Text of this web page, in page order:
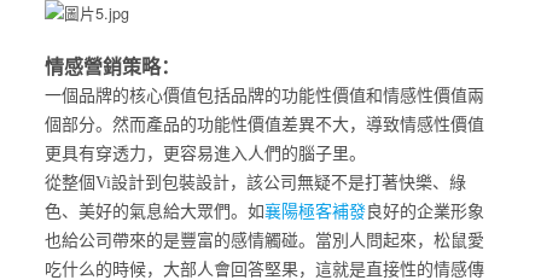
情感營銷策略：
一個品牌的核心價值包括品牌的功能性價值和情感性價值兩
個部分。然而產品的功能性價值差異不大，導致情感性價值
更具有穿透力，更容易進入人們的腦子里。
從整個Vi設計到包裝設計，該公司無疑不是打著快樂、綠
色、美好的氣息給大眾們。如襄陽極客補發 良好的企業形象
也給公司帶來的是豐富的感情觸碰。當別人問起來，松鼠愛
吃什么的時候，大部人會回答堅果，這就是直接性的情感傳